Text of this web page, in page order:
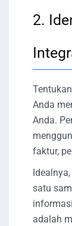
2.
Anda
Anda.
faktur,
satu
adalah